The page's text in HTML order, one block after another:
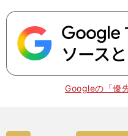
Googleの「優